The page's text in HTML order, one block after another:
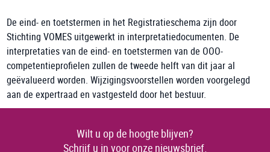
De eind- en toetstermen in het Registratieschema zijn door
Stichting VOMES uitgewerkt in interpretatiedocumenten. De
interpretaties van de eind- en toetstermen van de OOO-
competentieprofielen zullen de tweede helft van dit jaar al
geëvalueerd worden. Wijzigingsvoorstellen worden voorgelegd
aan de expertraad en vastgesteld door het bestuur.
Wilt u op de hoogte blijven?
Schrijf u in voor onze nieuwsbrief.